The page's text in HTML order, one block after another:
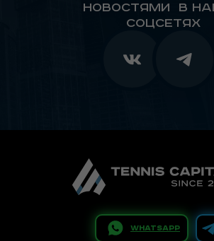
новостями в
соцсетях
WhatsApp